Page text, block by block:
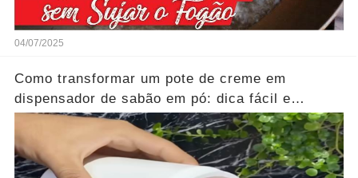
04/07/2025
Como transformar um pote de creme em
dispensador de sabão em pó: dica fácil e
econômica...Ver mais